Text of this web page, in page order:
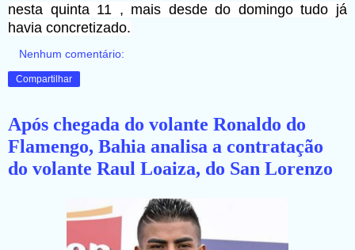
nesta quinta 11 , mais desde do domingo tudo já
havia concretizado.
Nenhum comentário:
Compartilhar
Após chegada do volante Ronaldo do
Flamengo, Bahia analisa a contratação
do volante Raul Loaiza, do San Lorenzo